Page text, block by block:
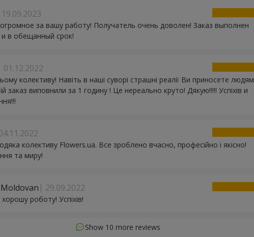
19.09.2023
за вашу работу! Получатель очень доволен! Заказ выполнен
и в обещанный срок!
01.12.2022
колективу! Навіть в наші суворі страшні реалії Ви приносете людям
заказ виповнили за 1 годину ! Це нереально круто! Дякую!!!!! Успіхів и
колективу Flowers.ua. Все зроблено вчасно, професійно і якісно!
та миру!
29.09.2022
роботу! Успіхів!
Show 10 more reviews